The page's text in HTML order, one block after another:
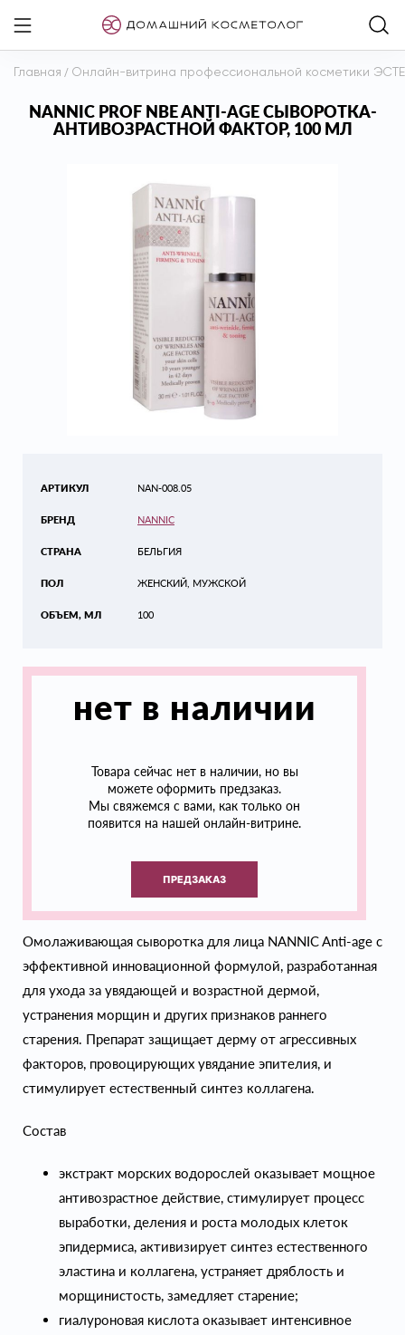
Главная / Онлайн-витрина профессиональной косметики
NANNIC PROF NBE ANTI-AGE СЫВОРОТКА-
АНТИВОЗРАСТНОЙ ФАКТОР, 100 МЛ
АРТИКУЛ
БРЕНД
СТРАНА
ПОЛ
ОБЪЕМ, МЛ
NAN-008.05
NANNIC
БЕЛЬГИЯ
ЖЕНСКИЙ, МУЖСКОЙ
100
нет в наличии
Товара сейчас нет в наличии, но вы
можете оформить предзаказ.
Мы свяжемся с вами, как только он
появится на нашей онлайн-витрине.
ПРЕДЗАКАЗ
Омолаживающая сыворотка для лица NANNIC Anti-age с
эффективной инновационной формулой, разработанная
для ухода за увядающей и возрастной дермой,
устранения морщин и других признаков раннего
старения. Препарат защищает дерму от агрессивных
факторов, провоцирующих увядание эпителия, и
стимулирует естественный синтез коллагена.
Состав
экстракт морских водорослей оказывает мощное
антивозрастное действие, стимулирует процесс
выработки, деления и роста молодых клеток
эпидермиса, активизирует синтез естественного
эластина и коллагена, устраняет дряблость и
морщинистость, замедляет старение;
гиалуроновая кислота оказывает интенсивное